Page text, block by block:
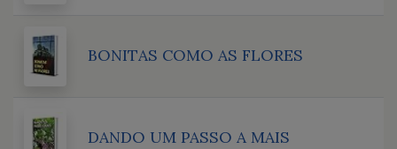
BONITAS COMO AS FLORES
DANDO UM PASSO A MAIS